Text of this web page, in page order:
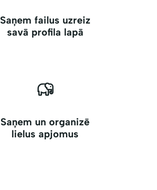
Saņem failus uzreiz
savā profila lapā
Saņem un organizē
lielus apjomus